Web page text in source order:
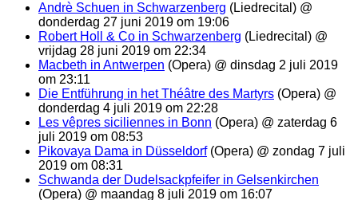
Andrè Schuen in Schwarzenberg (Liedrecital) @
donderdag 27 juni 2019 om 19:06
Robert Holl & Co in Schwarzenberg (Liedrecital) @
vrijdag 28 juni 2019 om 22:34
Macbeth in Antwerpen (Opera) @ dinsdag 2 juli 2019
om 23:11
Die Entführung in het Théâtre des Martyrs (Opera) @
donderdag 4 juli 2019 om 22:28
Les vêpres siciliennes in Bonn (Opera) @ zaterdag 6
juli 2019 om 08:53
Pikovaya Dama in Düsseldorf(Opera) @ zondag 7 juli
2019 om 08:31
Schwanda der Dudelsackpfeifer in Gelsenkirchen
(Opera) @ maandag 8 juli 2019 om 16:07